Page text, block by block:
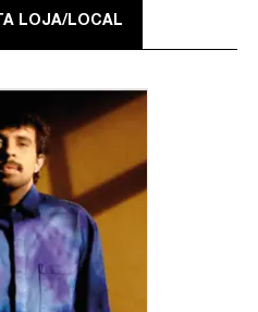
LOJA/LOCAL